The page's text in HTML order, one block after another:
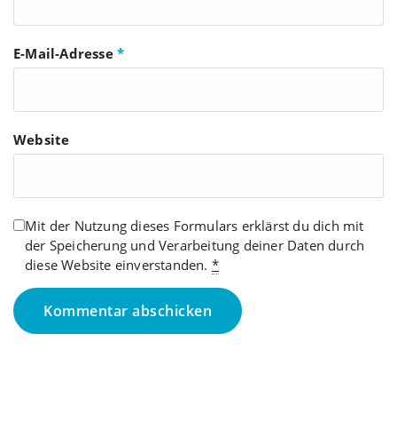
E-Mail-Adresse *
Website
Mit der Nutzung dieses Formulars erklärst du dich mit
der Speicherung und Verarbeitung deiner Daten durch
diese Website einverstanden. *